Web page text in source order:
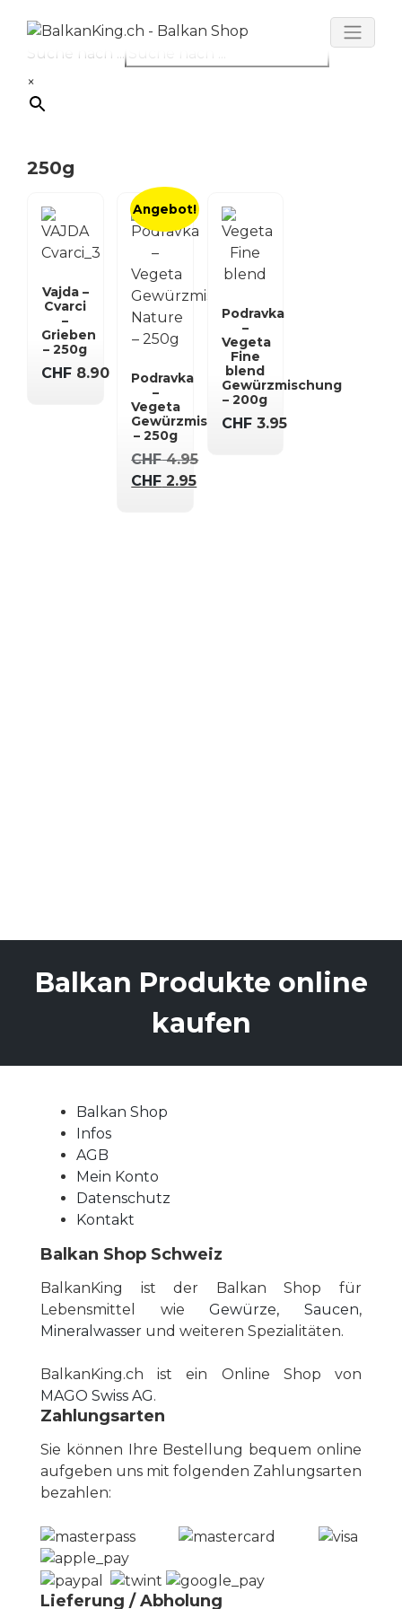
Skip
Suche nach ...
×
250g
Vajda –
Cvarci
–
Grieben
– 250g
CHF 8.90
Angebot!
Podravka
–
Vegeta
Gewürzmischung
– 250g
CHF4.95
Ursprünglicher
CHF 2.95
Podravka
–
Vegeta
Fine
blend
Gewürzmischung
– 200g
CHF3.95
Balkan Produkte online
kaufen
Balkan Shop
Infos
AGB
Mein Konto
Datenschutz
Kontakt
Balkan Shop Schweiz
BalkanKing ist der Balkan Shop für
Lebensmittel wieGewürze, Saucen,
Mineralwasser und weiteren Spezialitäten.
BalkanKing.ch ist ein Online Shop von
MAGO Swiss AG.
Zahlungsarten
Sie können Ihre Bestellung bequem online
aufgeben uns mit folgenden Zahlungsarten
bezahlen:
Lieferung / Abholung